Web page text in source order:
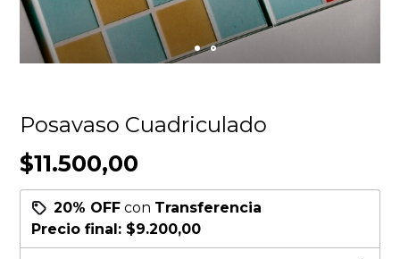
Posavaso Cuadriculado
$11.500,00
20% OFF con Transferencia
Precio final: $9.200,00